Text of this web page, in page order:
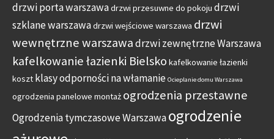
drzwi porta warszawadrzwi przesuwne do pokoju drzwi
szklane warszawadrzwi wejściowe warszawa drzwi
wewnętrzne warszawadrzwi zewnętrzne Warszawa
kafelkowanie łazienki Bielsko kafelkowanie łazienki
koszt klasy odporności na włamanie Ocieplanie domu Warszawa
ogrodzenia panelowe montaż ogrodzenia przestawne
Ogrodzenia tymczasowe Warszawaogrodzenie